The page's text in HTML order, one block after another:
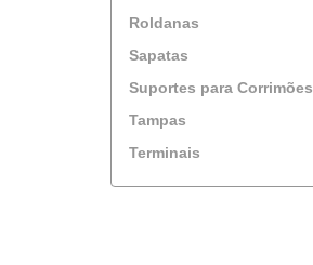
Roldanas
Sapatas
Suportes para Corrimões
Tampas
Terminais